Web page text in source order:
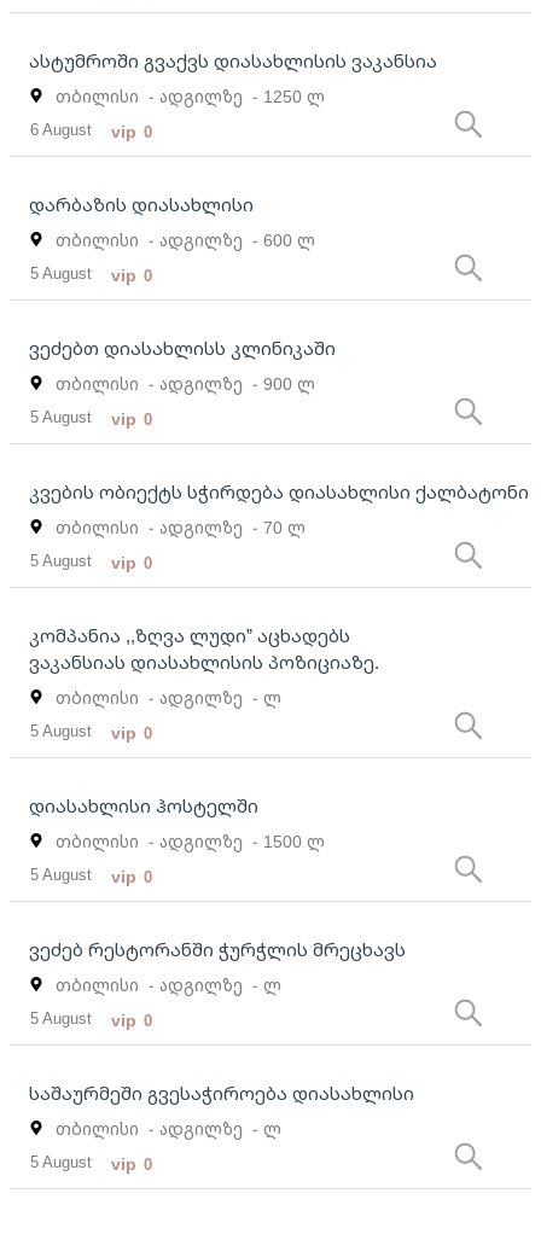
ასტუმროში გვაქვს დიასახლისის ვაკანსია
თბილისი - ადგილზე - 1250 ლ
6 August vip 0
დარბაზის დიასახლისი
თბილისი - ადგილზე - 600 ლ
5 August vip 0
ვეძებთ დიასახლისს კლინიკაში
თბილისი - ადგილზე - 900 ლ
5 August vip 0
კვების ობიექტს სჭირდება დიასახლისი ქალბატონი
თბილისი - ადგილზე - 70 ლ
5 August vip 0
კომპანია ,,ზღვა ლუდი” აცხადებს
ვაკანსიას დიასახლისის პოზიციაზე.
თბილისი - ადგილზე - ლ
5 August vip 0
დიასახლისი ჰოსტელში
თბილისი - ადგილზე - 1500 ლ
5 August vip 0
ვეძებ რესტორანში ჭურჭლის მრეცხავს
თბილისი - ადგილზე - ლ
5 August vip 0
საშაურმეში გვესაჭიროება დიასახლისი
თბილისი - ადგილზე - ლ
5 August vip 0